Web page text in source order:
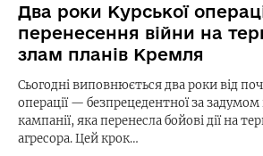
Два роки Курської
перенесення війни на
злам планів Кремля
Сьогодні виповнюється два роки від
операції — безпрецедентної за
кампанії, яка перенесла бойові дії на
агресора. Цей крок…